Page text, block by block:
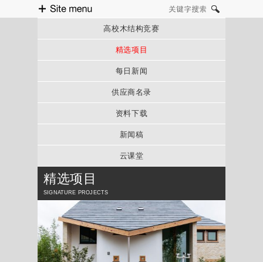
高校木结构竞赛
精选项目
每日新闻
供应商名录
资料下载
新闻稿
云课堂
精选项目